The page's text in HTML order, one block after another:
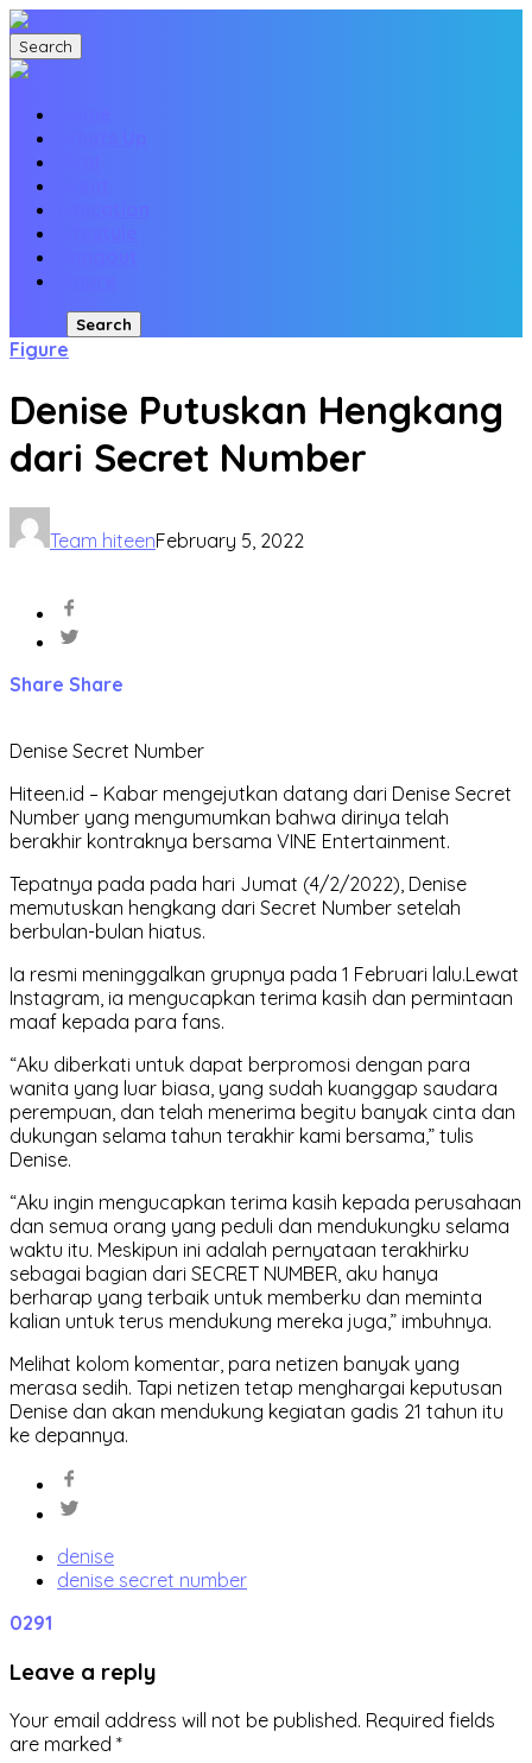
Search
Search
Figure
Denise Putuskan Hengkang
dari Secret Number
Team hiteenFebruary 5, 2022
Share Share
Denise Secret Number
Hiteen.id – Kabar mengejutkan datang dari Denise Secret
Number yang mengumumkan bahwa dirinya telah
berakhir kontraknya bersama VINE Entertainment.
Tepatnya pada pada hari Jumat (4/2/2022), Denise
memutuskan hengkang dari Secret Number setelah
berbulan-bulan hiatus.
Ia resmi meninggalkan grupnya pada 1 Februari lalu.Lewat
Instagram, ia mengucapkan terima kasih dan permintaan
maaf kepada para fans.
“Aku diberkati untuk dapat berpromosi dengan para
wanita yang luar biasa, yang sudah kuanggap saudara
perempuan, dan telah menerima begitu banyak cinta dan
dukungan selama tahun terakhir kami bersama,” tulis
Denise.
“Aku ingin mengucapkan terima kasih kepada perusahaan
dan semua orang yang peduli dan mendukungku selama
waktu itu. Meskipun ini adalah pernyataan terakhirku
sebagai bagian dari SECRET NUMBER, aku hanya
berharap yang terbaik untuk memberku dan meminta
kalian untuk terus mendukung mereka juga,” imbuhnya.
Melihat kolom komentar, para netizen banyak yang
merasa sedih. Tapi netizen tetap menghargai keputusan
Denise dan akan mendukung kegiatan gadis 21 tahun itu
ke depannya.
denise
denise secret number
0291
Leave a reply
Your email address will not be published. Required fields
are marked *